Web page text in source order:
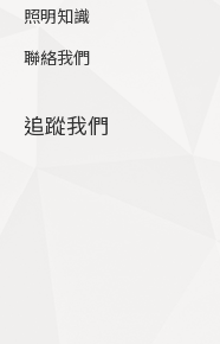
照明知識
聯絡我們
追蹤我們